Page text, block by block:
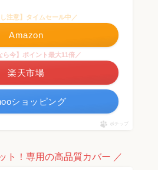
注意】タイムセール中／
Amazon
ら今】ポイント最大11倍／
楽天市場
ショッピング
ポチップ
ト！専用の高品質カバー ／